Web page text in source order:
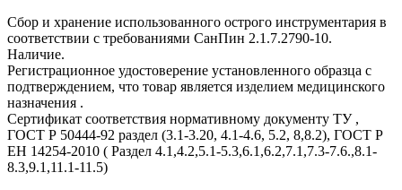
Сбор и хранение использованного острого инструментария в
соответствии с требованиями СанПин 2.1.7.2790-10.
Наличие.
Регистрационное удостоверение установленного образца с
подтверждением, что товар является изделием медицинского
назначения .
Сертификат соответствия нормативному документу ТУ ,
ГОСТ Р 50444-92 раздел (3.1-3.20, 4.1-4.6, 5.2, 8,8.2), ГОСТ Р
ЕН 14254-2010 ( Раздел 4.1,4.2,5.1-5.3,6.1,6.2,7.1,7.3-7.6.,8.1-
8.3,9.1,11.1-11.5)